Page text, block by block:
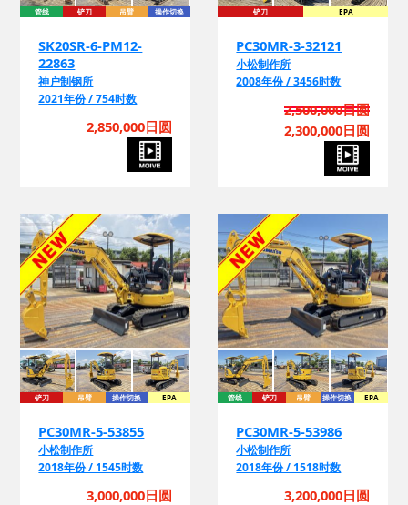
管线 铲刀 吊臂 操作切换
SK20SR-6-PM12-
22863
神户制钢所
2021年份 / 754时数
2,850,000日圆
铲刀 EPA
PC30MR-3-32121
小松制作所
2008年份 / 3456时数
2,500,000日圆
2,300,000日圆
铲刀 吊臂 操作切换 EPA
PC30MR-5-53855
小松制作所
2018年份 / 1545时数
3,000,000日圆
管线 铲刀 吊臂 操作切换 EPA
PC30MR-5-53986
小松制作所
2018年份 / 1518时数
3,200,000日圆